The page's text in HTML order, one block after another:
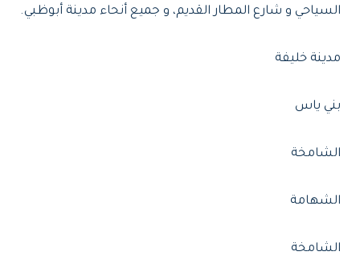
السياحي و شارع المطار القديم، و جميع أنحاء مدينة أبوظبي.
مدينة خليفة
بني ياس
الشامخة
الشهامة
الشامخة